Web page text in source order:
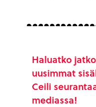
Haluatko
uusimmat
Ceili
mediassa!